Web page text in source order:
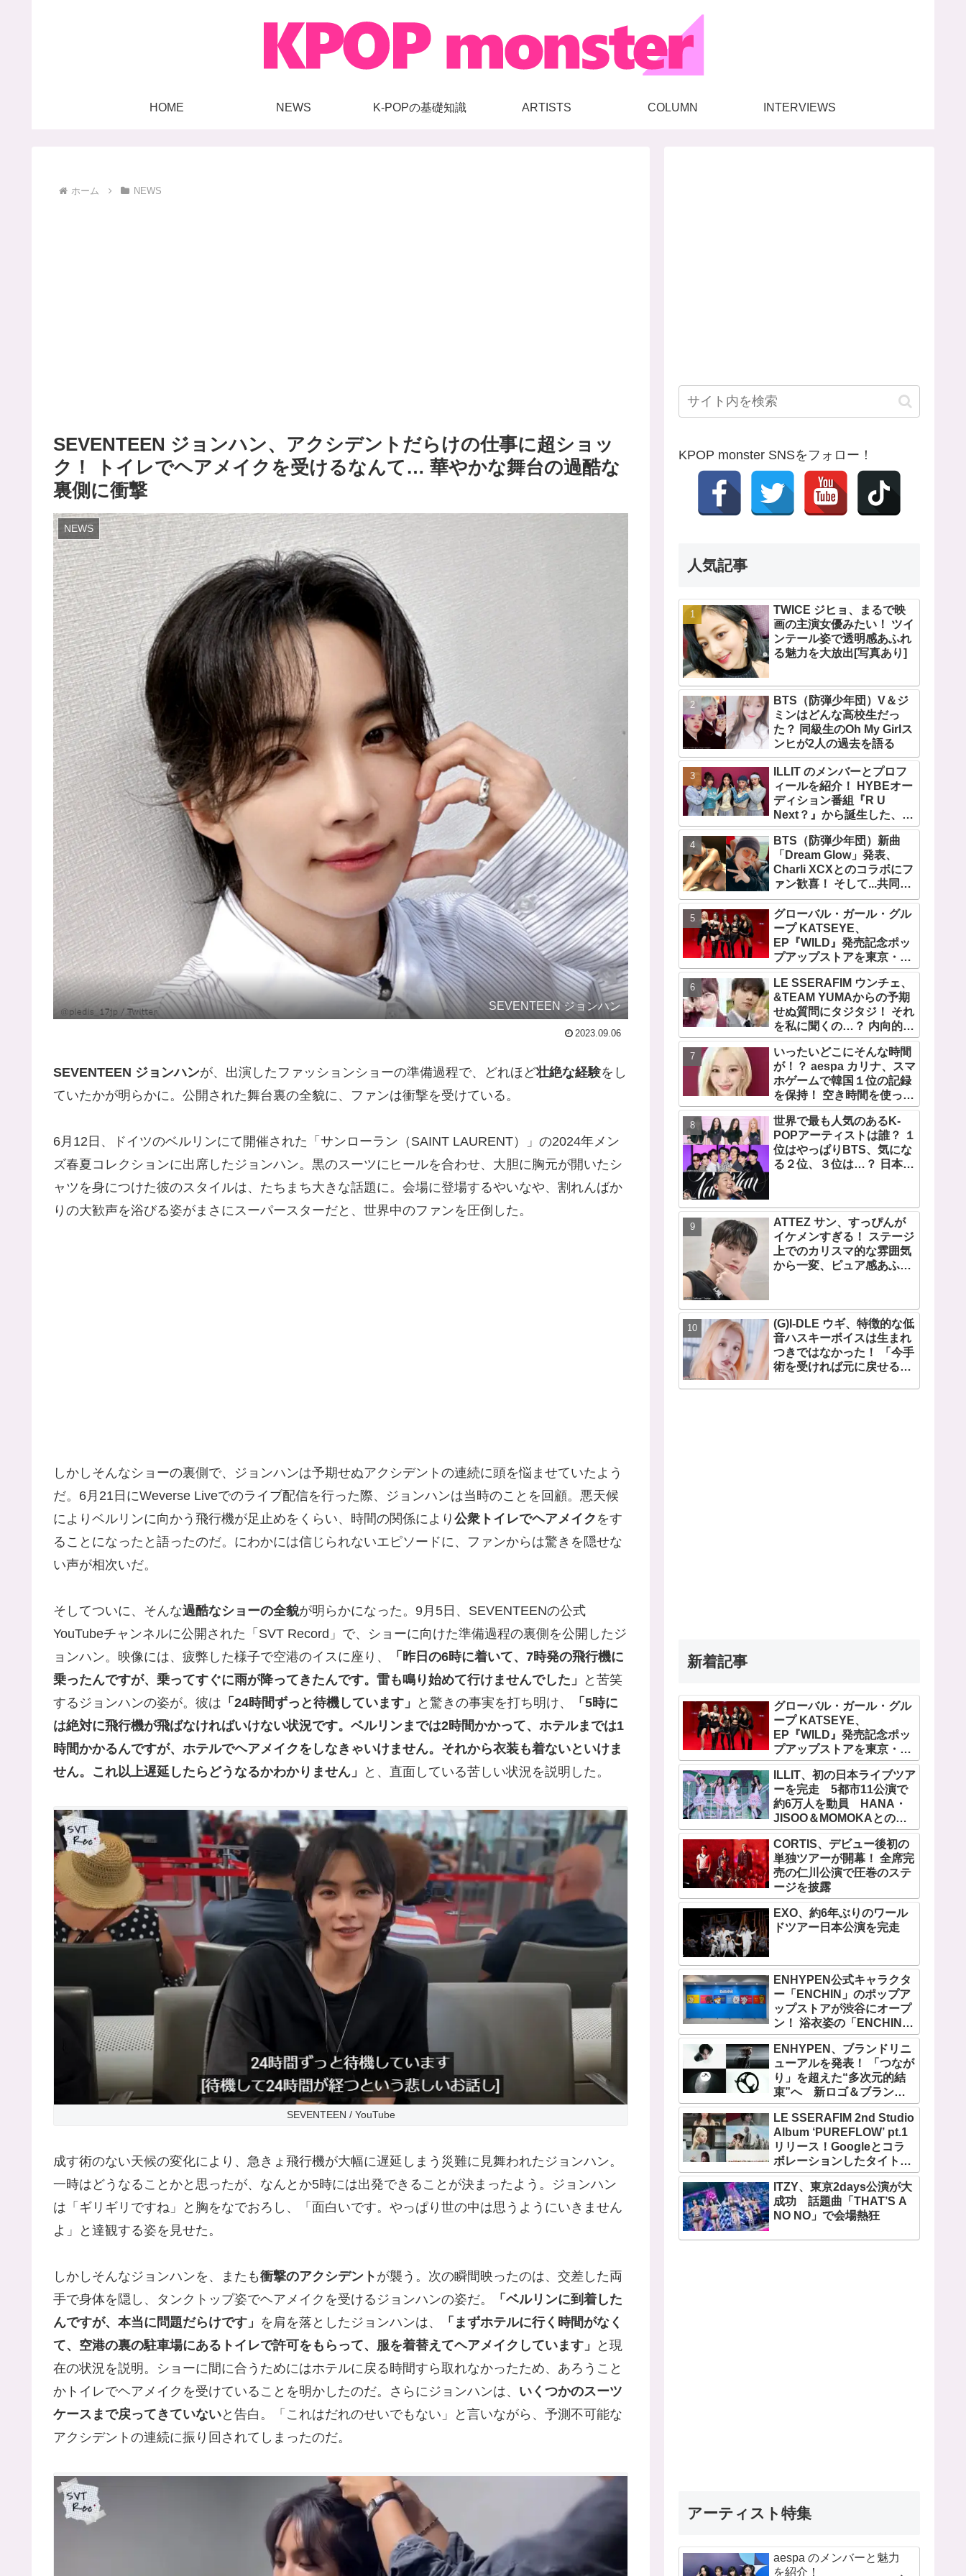
HOME NEWS K-POPの基礎知識 ARTISTS COLUMN INTERVIEWS
ホーム NEWS
SEVENTEEN ジョンハン、アクシデントだらけの仕事に超ショッ
ク！ トイレでヘアメイクを受けるなんて… 華やかな舞台の過酷な
裏側に衝撃
NEWS
SEVENTEEN ジョンハン
2023.09.06
SEVENTEEN ジョンハンが、出演したファッションショーの準備過程で、どれほど壮絶な経験をし
ていたかが明らかに。公開された舞台裏の全貌に、ファンは衝撃を受けている。
6月12日、ドイツのベルリンにて開催された「サンローラン（SAINT LAURENT）」の2024年メン
ズ春夏コレクションに出席したジョンハン。黒のスーツにヒールを合わせ、大胆に胸元が開いたシ
ャツを身につけた彼のスタイルは、たちまち大きな話題に。会場に登場するやいなや、割れんばか
りの大歓声を浴びる姿がまさにスーパースターだと、世界中のファンを圧倒した。
しかしそんなショーの裏側で、ジョンハンは予期せぬアクシデントの連続に頭を悩ませていたよう
だ。6月21日にWeverse Liveでのライブ配信を行った際、ジョンハンは当時のことを回顧。悪天候
によりベルリンに向かう飛行機が足止めをくらい、時間の関係により 公衆トイレでヘアメイク をす
ることになったと語ったのだ。にわかには信じられないエピソードに、ファンからは驚きを隠せな
い声が相次いだ。
そしてついに、そんな過酷なショーの全貌が明らかになった。9月5日、SEVENTEENの公式
YouTubeチャンネルに公開された「SVT Record」で、ショーに向けた準備過程の裏側を公開したジ
ョンハン。映像には、疲弊した様子で空港のイスに座り、
「昨日の6時に着いて、7時発の飛行機に
乗ったんですが、乗ってすぐに雨が降ってきたんです。雷も鳴り始めて行けませんでした」
と苦笑
するジョンハンの姿が。彼は 「24時間ずっと待機しています」 と驚きの事実を打ち明け、
「5時に
は絶対に飛行機が飛ばなければいけない状況です。ベルリンまでは2時間かかって、ホテルまでは1
時間かかるんですが、ホテルでヘアメイクをしなきゃいけません。それから衣装も着ないといけま
せん。これ以上遅延したらどうなるかわかりません」
と、直面している苦しい状況を説明した。
SEVENTEEN / YouTube
成す術のない天候の変化により、急きょ飛行機が大幅に遅延しまう災難に見舞われたジョンハン。
一時はどうなることかと思ったが、なんとか5時には出発できることが決まったよう。ジョンハン
は「ギリギリですね」と胸をなでおろし、「面白いです。やっぱり世の中は思うようにいきません
よ」と達観する姿を見せた。
しかしそんなジョンハンを、またも衝撃のアクシデント が襲う。次の瞬間映ったのは、交差した両
手で身体を隠し、タンクトップ姿でヘアメイクを受けるジョンハンの姿だ。
「ベルリンに到着した
んですが、本当に問題だらけです」 を肩を落としたジョンハンは、
「まずホテルに行く時間がなく
て、空港の裏の駐車場にあるトイレで許可をもらって、服を着替えてヘアメイクしています」
と現
在の状況を説明。ショーに間に合うためにはホテルに戻る時間すら取れなかったため、あろうこと
かトイレでヘアメイクを受けていることを明かしたのだ。さらにジョンハンは、 いくつかのスーツ
ケースまで戻ってきていないと告白。「これはだれのせいでもない」と言いながら、予測不可能な
アクシデントの連続に振り回されてしまったのだ。
KPOP monster SNSをフォロー！
人気記事
TWICE ジヒョ、まるで映
画の主演女優みたい！ ツイ
ンテール姿で透明感あふれ
る魅力を大放出[写真あり]
BTS（防弾少年団）V＆ジ
ミンはどんな高校生だっ
た？ 同級生のOh My Girlス
ンヒが2人の過去を語る
ILLIT のメンバーとプロフ
ィールを紹介！ HYBEオー
ディション番組『R U
Next？』から誕生した、日
本人のイロハとモカを含む
5人組ガールズグループ！
デビュー曲「Magnetic」が
いきなりの大ヒット
BTS（防弾少年団）新曲
「Dream Glow」発表、
Charli XCXとのコラボにフ
ァン歓喜！ そして...共同制
作者が明かすジミンへの思
い「彼の夢、そして彼の絶
望から生まれた歌」
グローバル・ガール・グル
ープ KATSEYE、
EP『WILD』発売記念ポッ
プアップストアを東京・原
宿で開催 限定グッズも登
場
LE SSERAFIM ウンチェ、
&TEAM YUMAからの予期
せぬ質問にタジタジ！ それ
を私に聞くの…？ 内向的で
あるからこそ答えに困る彼
女のリアクションがかわい
すぎる
いったいどこにそんな時間
が！？ aespa カリナ、スマ
ホゲームで韓国１位の記録
を保持！ 空き時間を使って
１万回ものミニゲームをク
リア「芸能人たちが時間が
ないと言っているのは全部
嘘」
世界で最も人気のあるK-
POPアーティストは誰？ １
位はやっぱりBTS、気にな
る２位、３位は…？ 日本の
の個性あふれるデータに注
目殺到
ATTEZ サン、すっぴんが
イケメンすぎる！ ステージ
上でのカリスマ的な雰囲気
から一変、ピュア感あふれ
(G)I-DLE ウギ、特徴的な低
音ハスキーボイスは生まれ
つきではなかった！ 「今手
術を受ければ元に戻せるけ
新着記事
グローバル・ガール・グル
ープ KATSEYE、
EP『WILD』発売記念ポッ
プアップストアを東京・原
宿で開催 限定グッズも登
場ILLIT、初の日本ライブツア
ーを完走 5都市11公演で
約6万人を動員 HANA・
JISOO＆MOMOKAとのス
ペシャルコラボも実現
CORTIS、デビュー後初の
単独ツアーが開幕！ 全席完
売の仁川公演で圧巻のステ
ージを披露
EXO、約6年ぶりのワール
ドツアー日本公演を完走
ENHYPEN公式キャラクタ
ー「ENCHIN」のポップア
ップストアが渋谷にオープ
ン！ 浴衣姿の「ENCHIN」
が登場
ENHYPEN、ブランドリニ
ューアルを発表！ 「つなが
り」を超えた“多次元的結
束”へ 新ロゴ＆ブランド
フィルム公開
LE SSERAFIM 2nd Studio
Album ‘PUREFLOW’ pt.1
リリース！Googleとコラ
ボレーションしたタイトル
曲「BOOMPALA」MVも公
開
ITZY、東京2days公演が大
成功 話題曲「THAT’S A
NO NO」で会場熱狂
アーティスト特集
aespa のメンバーと魅力
を紹介！